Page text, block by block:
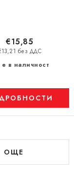
в наличност
без ДДС
€15,85
ОЩЕ